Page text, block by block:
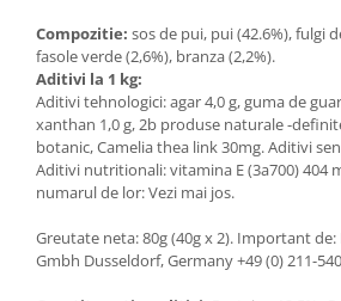
Compozitie: sos de pui, pui (42.6%), fulgi
fasole verde (2,6%), branza (2,2%).
Aditivi la 1 kg:
Aditivi tehnologici: agar 4,0 g, guma de
xanthan 1,0 g, 2b produse naturale -
botanic, Camelia thea link 30mg. Aditivi
Aditivi nutritionali: vitamina E (3a700) 404
numarul de lor: Vezi mai jos.
Greutate neta: 80g (40g x 2). Important
Gmbh Dusseldorf, Germany +49 (0) 211-